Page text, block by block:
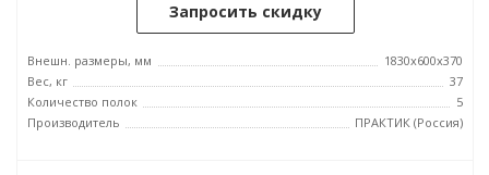
Запросить скидку
Внешн. размеры, мм
1830x600x370
Вес, кг
37
Количество полок
5
Производитель
ПРАКТИК (Россия)